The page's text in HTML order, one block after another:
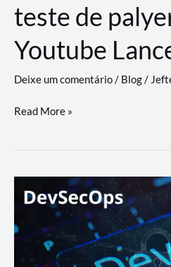
de
trabalho
com
a
workflows
teste de
Youtube
Deixe um comentário/ Blog/
teste
palyer
Lance
Rural
Read More »